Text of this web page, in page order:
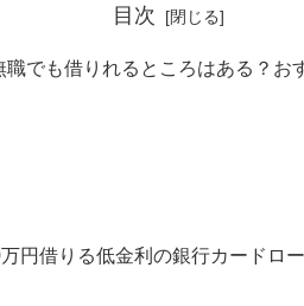
目次
でも借りれるところはある？お
円借りる低金利の銀行カードロ